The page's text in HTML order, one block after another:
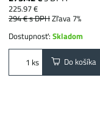
225.97 €
294 €s DPHZľava 7%
Dostupnosť:Skladom
ks Do košíka